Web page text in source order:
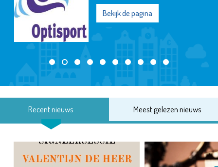
Bekijk de pagina
Recent nieuws Meest gelezen nieuws